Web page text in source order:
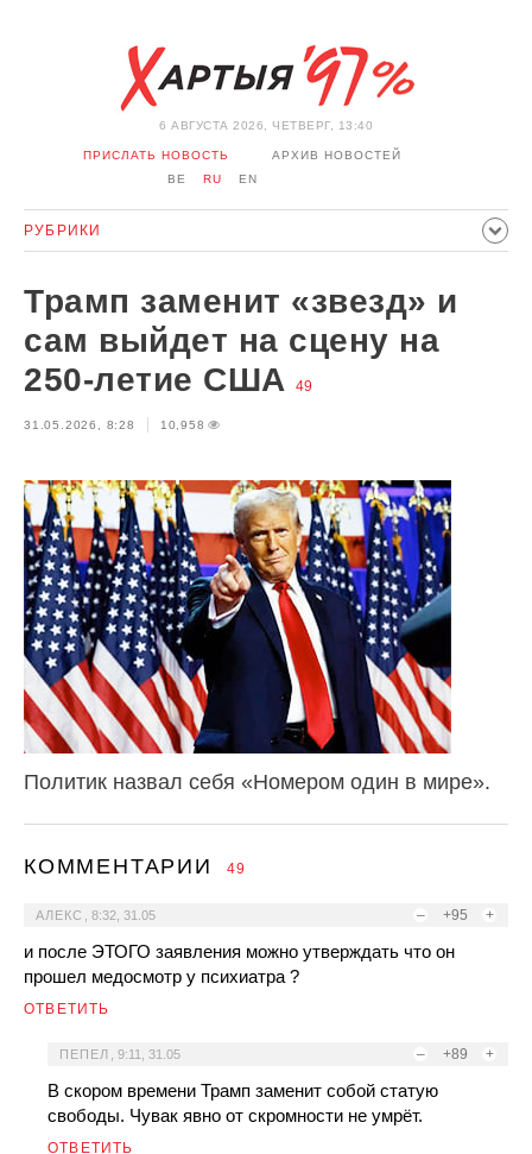
6 АВГУСТА 2026, ЧЕТВЕРГ, 13:40
ПРИСЛАТЬ НОВОСТЬ
АРХИВ НОВОСТЕЙ
BE
RU EN
РУБРИКИ
ПРОИСШЕСТВИЯ СПОРТ КУЛЬТУРА ИСТОРИЯ
МНЕНИЕ ИНТЕРВЬЮ ТЕХНОЛОГИИ ЗДОРОВЬЕ
АВТО ОТДЫХ ОБХОД БЛОКИРОВКИ И СОЛИДАРНОСТЬ
КОРОНАВИРУС БЕЛАРУСЬ В НАТО
Трамп заменит «звезд» и
сам выйдет на сцену на
250-летие США
49
31.05.2026, 8:28 10,958
Политик назвал себя «Номером один в мире».
КОММЕНТАРИИ 49
– +95 +
АЛЕКС 8:32, 31.05
и после ЭТОГО заявления можно утверждать что он
прошел медосмотр у психиатра ?
ОТВЕТИТЬ
– +89 +
ПЕПЕЛ 9:11, 31.05
В скором времени Трамп заменит собой статую
свободы. Чувак явно от скромности не умрёт.
ОТВЕТИТЬ